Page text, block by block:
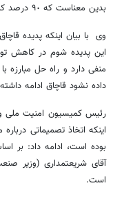
بدین معناست که ٩٠ درصد کالاها به صورت قاچاق وارد کشور می شود.
وی با بیان اینکه پدیده
این پدیده شوم در کاهش
منفی دارد و راه حل مبارزه
داده نشود قاچاق ادامه
رئیس کمیسیون امنیت ملی
اینکه اتخاذ تصمیماتی
بوده است، ادامه داد: بر
آقای شریعتمداری (وزیر
است.